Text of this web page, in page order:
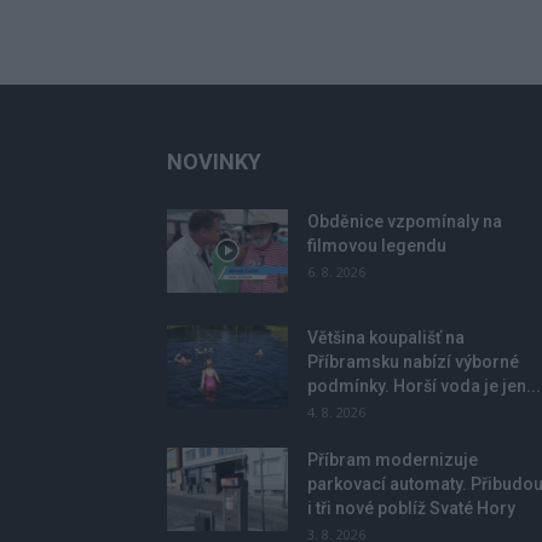
NOVINKY
Obděnice vzpomínaly na
filmovou legendu
6. 8. 2026
Většina koupališť na
Příbramsku nabízí výborné
podmínky. Horší voda je jen...
4. 8. 2026
Příbram modernizuje
parkovací automaty. Přibudou
i tři nové poblíž Svaté Hory
3. 8. 2026